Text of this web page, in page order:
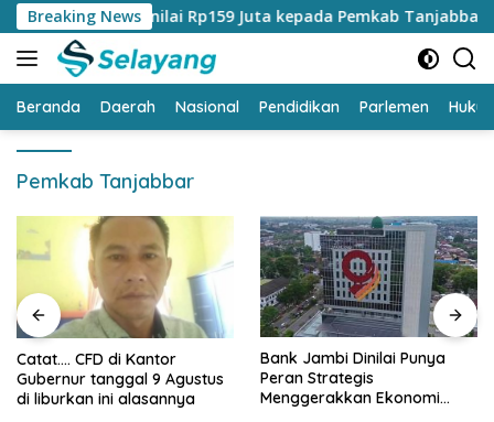
Langsung
ke
konten
Breaking News
Senilai Rp159 Juta kepada Pemkab Tanjabbar
Beranda Daerah Nasional Pendidikan Parlemen
Pemkab Tanjabbar
Catat…. CFD di Kantor
Gubernur tanggal 9 Agustus
di liburkan ini alasannya
Bank Jambi Dinilai Punya
Peran Strategis
Menggerakkan Ekonomi